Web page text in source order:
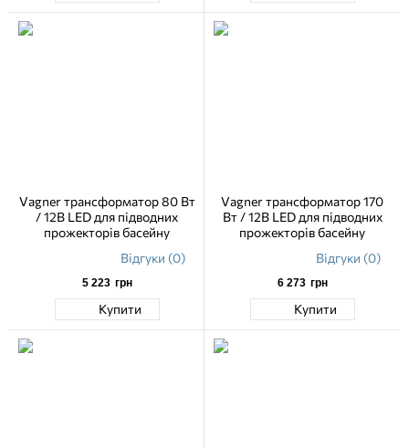
Vagner трансформатор 80 Вт
/ 12В LED для підводних
прожекторів басейну
Відгуки (0)
5 223 грн
Купити
Vagner трансформатор 170
Вт / 12В LED для підводних
прожекторів басейну
Відгуки (0)
6 273 грн
Купити